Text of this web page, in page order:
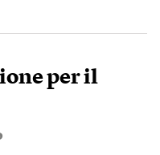
per il